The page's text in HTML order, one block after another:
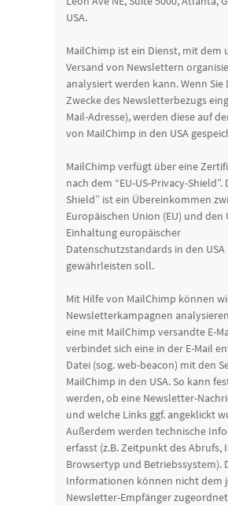
USA.
MailChimp ist ein Dienst, mit dem
Versand von Newslettern
analysiert werden kann. Wenn Sie
Zwecke des Newsletterbezugs
Mail-Adresse), werden diese auf
von MailChimp in den USA
MailChimp verfügt über eine
nach dem “EU-US-Privacy-Shield”.
Shield” ist ein Übereinkommen
Europäischen Union (EU) und den
Einhaltung europäischer
Datenschutzstandards in den USA
gewährleisten soll.
Mit Hilfe von MailChimp können
Newsletterkampagnen
eine mit MailChimp versandte E-
verbindet sich eine in der E-Mail
Datei (sog. web-beacon) mit den
MailChimp in den USA. So kann
werden, ob eine Newsletter-
und welche Links ggf. angeklickt
Außerdem werden technische
erfasst (z.B. Zeitpunkt des Abrufs,
Browsertyp und Betriebssystem).
Informationen können nicht dem
Newsletter-Empfänger